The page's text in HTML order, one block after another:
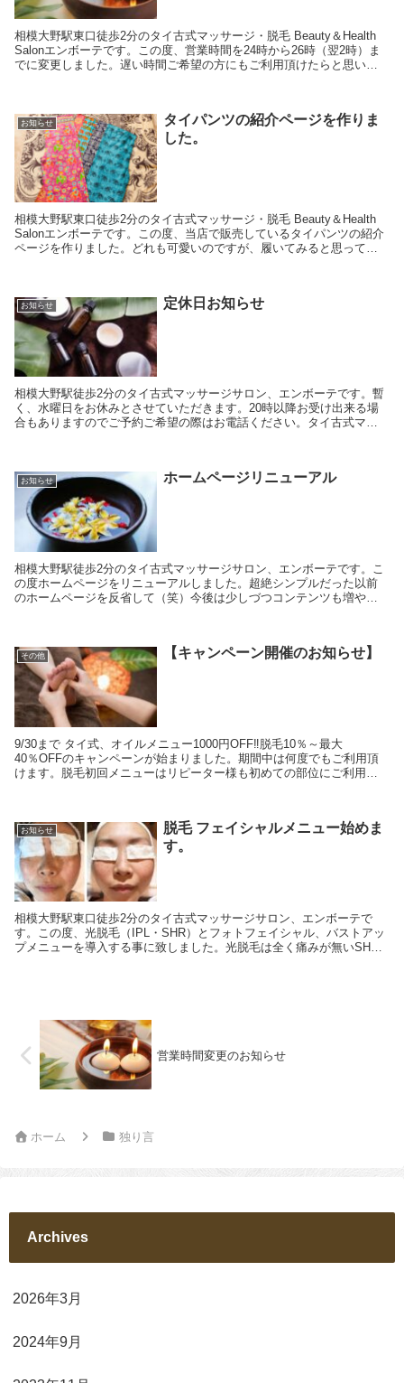
相模大野駅東口徒歩2分のタイ古式マッサージ・脱毛 Beauty＆Health
Salonエンボーテです。この度、営業時間を24時から26時（翌2時）ま
でに変更しました。遅い時間ご希望の方にもご利用頂けたらと思いま
お知らせ
タイパンツの紹介ページを作りま
した。
相模大野駅東口徒歩2分のタイ古式マッサージ・脱毛 Beauty＆Health
Salonエンボーテです。この度、当店で販売しているタイパンツの紹介
ページを作りました。どれも可愛いのですが、履いてみると思ってい
お知らせ 定休日お知らせ
相模大野駅徒歩2分のタイ古式マッサージサロン、エンボーテです。暫
く、水曜日をお休みとさせていただきます。20時以降お受け出来る場
合もありますのでご予約ご希望の際はお電話ください。タイ古式マッ
お知らせ ホームページリニューアル
相模大野駅徒歩2分のタイ古式マッサージサロン、エンボーテです。こ
の度ホームページをリニューアルしました。超絶シンプルだった以前
のホームページを反省して（笑）今後は少しづつコンテンツも増や
その他 【キャンペーン開催のお知らせ】
9/30まで タイ式、オイルメニュー1000円OFF‼脱毛10％～最大
40％OFFのキャンペーンが始まりました。期間中は何度でもご利用頂
けます。脱毛初回メニューはリピーター様も初めての部位にご利用い
お知らせ
脱毛 フェイシャルメニュー始めま
す。
相模大野駅東口徒歩2分のタイ古式マッサージサロン、エンボーテで
す。この度、光脱毛（IPL・SHR）とフォトフェイシャル、バストアッ
プメニューを導入する事に致しました。光脱毛は全く痛みが無いSHR
営業時間変更のお知らせ
ホーム 独り言
Archives
2026年3月
2024年9月